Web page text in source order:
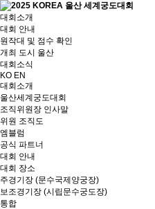
대회소개
대회 안내
원작대 및 점수 확인
개최 도시 울산
대회소식
KO EN
대회소개
울산세계궁도대회
조직위원장 인사말
위원 조직도
엠블럼
공식 파트너
대회 안내
대회 장소
주경기장 (문수국제양궁장)
보조경기장 (시립문수궁도장)
통합